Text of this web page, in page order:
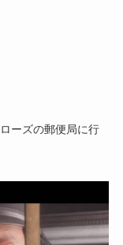
ーズの郵便局に行